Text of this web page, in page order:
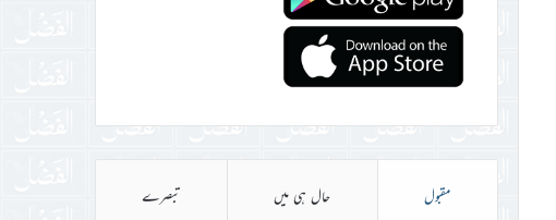
مقبول حال ہی میں تبصرے